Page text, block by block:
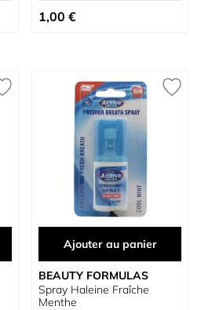
1,00 €
Ajouter au panier
BEAUTY FORMULAS
Spray Haleine Fraîche
Menthe